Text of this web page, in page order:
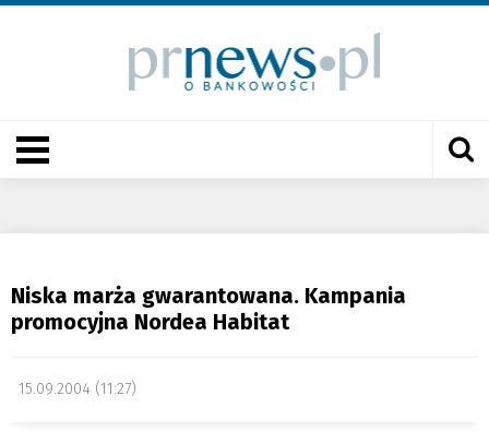
Niska marża gwarantowana. Kampania
promocyjna Nordea Habitat
15.09.2004 (11:27)